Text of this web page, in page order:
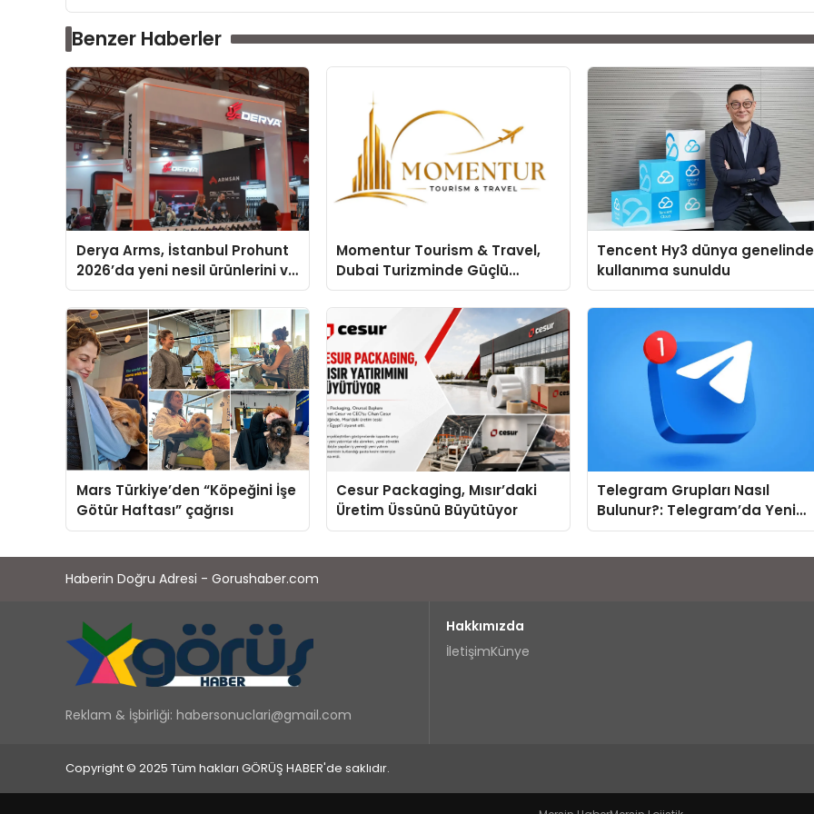
Benzer Haberler
Derya Arms, İstanbul Prohunt
2026’da yeni nesil ürünlerini ve
global marka vizyonunu
sergiledi
Momentur Tourism & Travel,
Dubai Turizminde Güçlü
Operasyon Ağıyla Fark
Yaratıyor
Tencent Hy3 dünya genelinde
kullanıma sunuldu
Mars Türkiye’den “Köpeğini İşe
Götür Haftası” çağrısı
Cesur Packaging, Mısır’daki
Üretim Üssünü Büyütüyor
Telegram Grupları Nasıl
Bulunur?: Telegram’da Yeni
İnsanlarla Tanışmanın
Haberin Doğru Adresi - Gorushaber.com
Reklam & İşbirliği: habersonuclari@gmail.com
Hakkımızda
İletişimKünye
Copyright © 2025 Tüm hakları GÖRÜŞ HABER'de saklıdır.